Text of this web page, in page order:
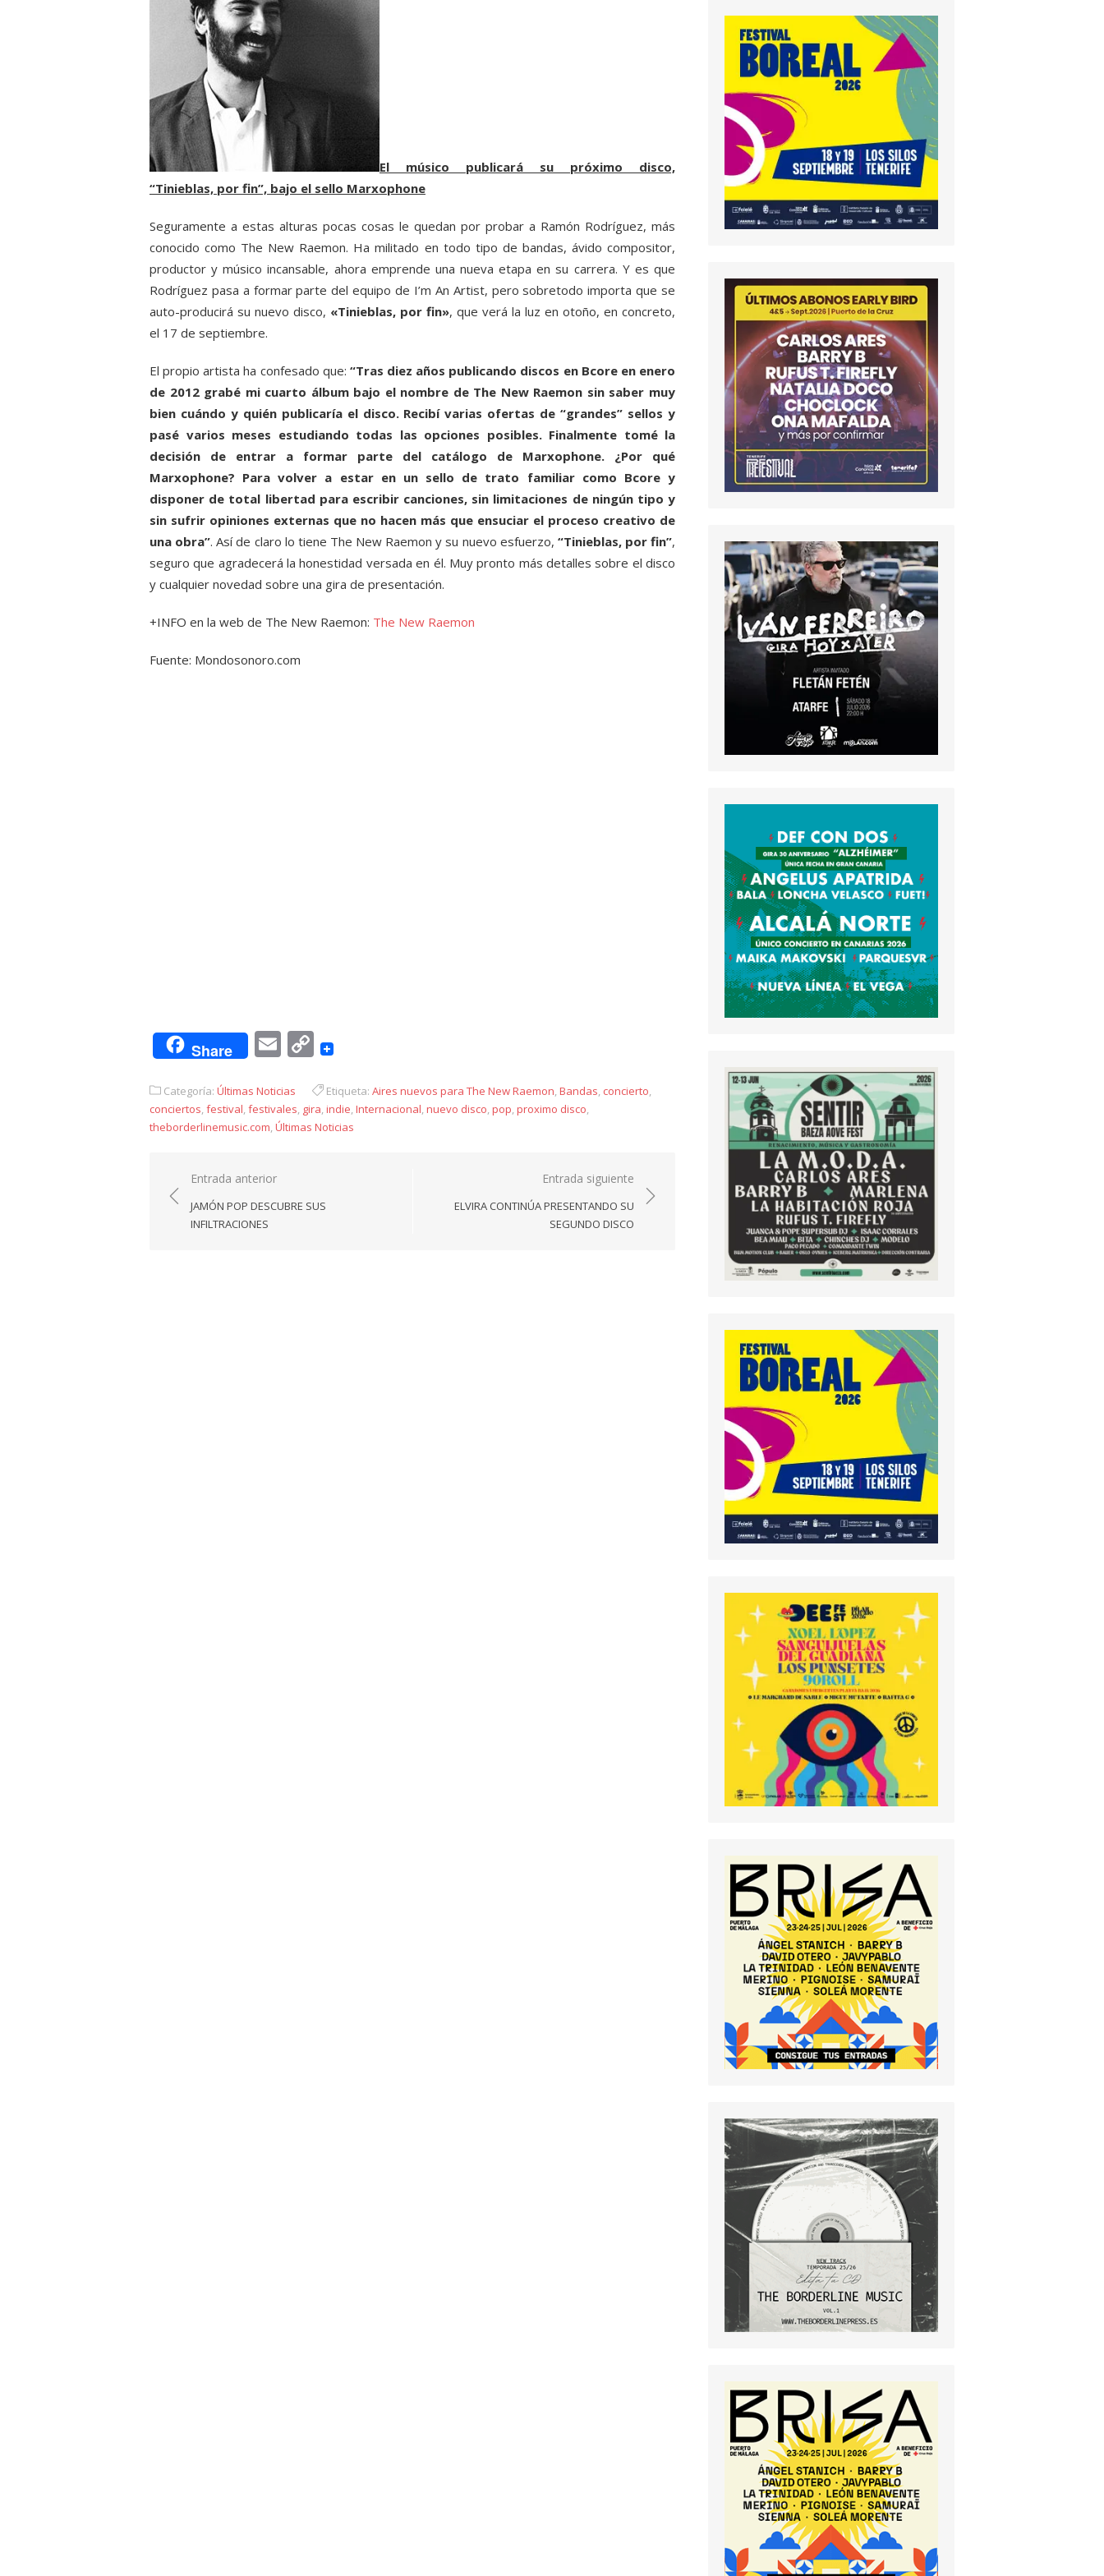
El músico publicará su próximo disco,
“Tinieblas, por fin”, bajo el sello Marxophone
Seguramente a estas alturas pocas cosas le quedan por probar a Ramón Rodríguez, más
conocido como The New Raemon. Ha militado en todo tipo de bandas, ávido compositor,
productor y músico incansable, ahora emprende una nueva etapa en su carrera. Y es que
Rodríguez pasa a formar parte del equipo de I’m An Artist, pero sobretodo importa que se
auto-producirá su nuevo disco, «Tinieblas, por fin», que verá la luz en otoño, en concreto,
el 17 de septiembre.
El propio artista ha confesado que: “Tras diez años publicando discos en Bcore en enero
de 2012 grabé mi cuarto álbum bajo el nombre de The New Raemon sin saber muy
bien cuándo y quién publicaría el disco. Recibí varias ofertas de “grandes” sellos y
pasé varios meses estudiando todas las opciones posibles. Finalmente tomé la
decisión de entrar a formar parte del catálogo de Marxophone. ¿Por qué
Marxophone? Para volver a estar en un sello de trato familiar como Bcore y
disponer de total libertad para escribir canciones, sin limitaciones de ningún tipo y
sin sufrir opiniones externas que no hacen más que ensuciar el proceso creativo de
una obra”. Así de claro lo tiene The New Raemon y su nuevo esfuerzo, “Tinieblas, por fin”,
seguro que agradecerá la honestidad versada en él. Muy pronto más detalles sobre el disco
y cualquier novedad sobre una gira de presentación.
+INFO en la web de The New Raemon: The New Raemon
Fuente: Mondosonoro.com
Share EmailCopy
Categoría: Últimas Noticias Etiqueta: Aires nuevos para The New Raemon,Bandas, concierto,
conciertos,festival,festivales, gira,indie,Internacional,nuevo disco,pop,proximo disco,
theborderlinemusic.com,Últimas Noticias
Navegación
de
entradas
Entrada anterior
JAMÓN POP DESCUBRE SUS
INFILTRACIONES
Entrada siguiente
ELVIRA CONTINÚA PRESENTANDO SU
SEGUNDO DISCO